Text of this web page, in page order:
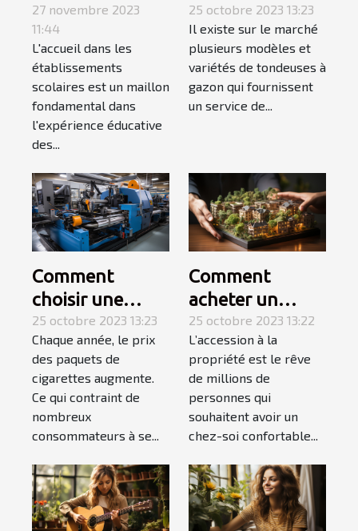
les
établissements
scolaires
27 novembre 2023
11:44
L'accueil dans les
établissements
scolaires est un maillon
fondamental dans
l'expérience éducative
des...
allons à sa
découverte
25 octobre 2023 13:23
Il existe sur le marché
plusieurs modèles et
variétés de tondeuses à
gazon qui fournissent
un service de...
Comment
choisir une
tubeuse
électrique ?
25 octobre 2023 13:23
Chaque année, le prix
des paquets de
cigarettes augmente.
Ce qui contraint de
nombreux
consommateurs à se...
Comment
acheter un
appartement ? 3
étapes pour
faire le meilleur
choix
25 octobre 2023 13:22
L’accession à la
propriété est le rêve
de millions de
personnes qui
souhaitent avoir un
chez-soi confortable...